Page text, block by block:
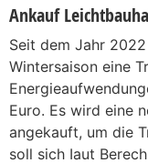
Ankauf
Seit dem Jahr
Wintersaison eine
Euro. Es wird eine
angekauft, um die
soll sich Iaut